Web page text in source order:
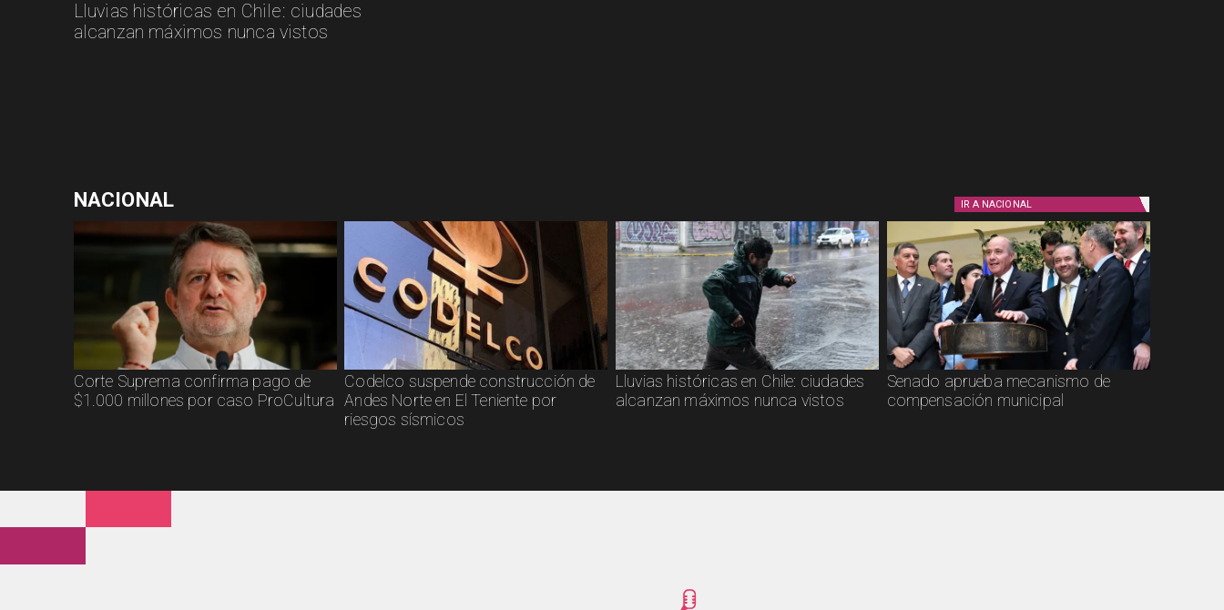
Lluvias históricas en Chile: ciudades
alcanzan máximos nunca vistos
NACIONAL IR A NACIONAL
Corte Suprema confirma pago de
$1.000 millones por caso ProCultura
Codelco suspende construcción de
Andes Norte en El Teniente por
riesgos sísmicos
Lluvias históricas en Chile: ciudades
alcanzan máximos nunca vistos
Senado aprueba mecanismo de
compensación municipal